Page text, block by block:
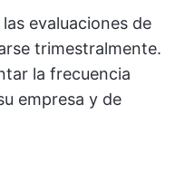
evaluaciones de
trimestralmente.
la frecuencia
empresa y de